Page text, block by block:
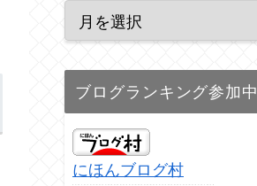
ブログランキング参加中
にほんブログ村